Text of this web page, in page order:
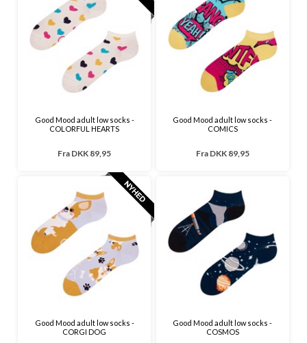
Good Mood adult low socks -
COLORFUL HEARTS
Fra DKK 89,95
Good Mood adult low socks -
COMICS
Fra DKK 89,95
Good Mood adult low socks -
CORGI DOG
Good Mood adult low socks -
COSMOS